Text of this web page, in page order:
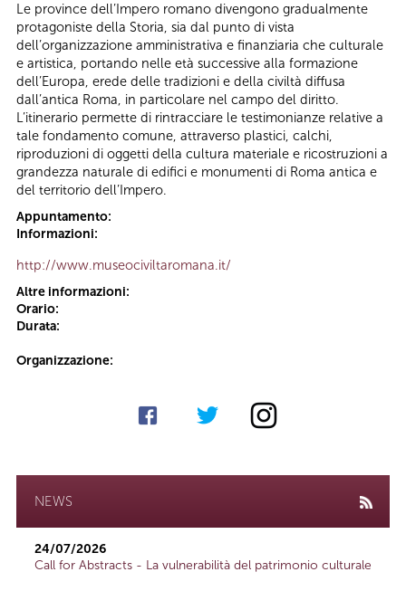
Le province dell’Impero romano divengono gradualmente
protagoniste della Storia, sia dal punto di vista
dell’organizzazione amministrativa e finanziaria che culturale
e artistica, portando nelle età successive alla formazione
dell’Europa, erede delle tradizioni e della civiltà diffusa
dall’antica Roma, in particolare nel campo del diritto.
L’itinerario permette di rintracciare le testimonianze relative a
tale fondamento comune, attraverso plastici, calchi,
riproduzioni di oggetti della cultura materiale e ricostruzioni a
grandezza naturale di edifici e monumenti di Roma antica e
del territorio dell’Impero.
Appuntamento:
Informazioni:
http://www.museociviltaromana.it/
Altre informazioni:
Orario:
Durata:
Organizzazione:
NEWS
24/07/2026
Call for Abstracts - La vulnerabilità del patrimonio culturale